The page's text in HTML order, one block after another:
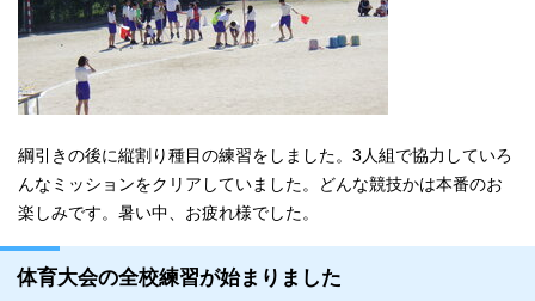
綱引きの後に縦割り種目の練習をしました。3人組で協力していろ
んなミッションをクリアしていました。どんな競技かは本番のお
楽しみです。暑い中、お疲れ様でした。
体育大会の全校練習が始まりました